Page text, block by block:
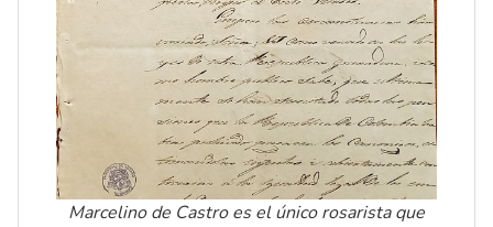
Marcelino de Castro es el único rosarista que